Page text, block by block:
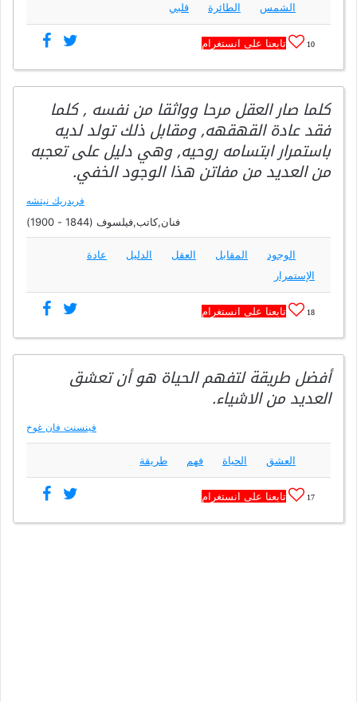
الشمس الطائرة قلبي
10 تابعنا على انستغرام
كلما صار العقل مرحا وواثقا من نفسه , كلما
فقد عادة القهقهه, ومقابل ذلك تولد لديه
باستمرار ابتسامه روحيه, وهي دليل على تعجبه
من العديد من مفاتن هذا الوجود الخفي.
فريدريك نيتشه
فنان,كاتب,فيلسوف (1844 - 1900)
الوجود المقابل العقل الدليل
عادة
الإستمرار
18 تابعنا على انستغرام
أفضل طريقة لتفهم الحياة هو أن تعشق
العديد من الاشياء.
فينسنت فان غوخ
العشق الحياة فهم طريقة
17 تابعنا على انستغرام